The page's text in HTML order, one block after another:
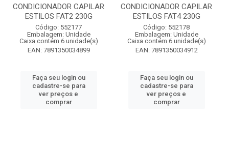
CONDICIONADOR CAPILAR
ESTILOS FAT2 230G
Código: 552177
Embalagem: Unidade
Caixa contém 6 unidade(s)
EAN: 7891350034899
Faça seu login ou
cadastre-se para
ver preços e
comprar
CONDICIONADOR CAPILAR
ESTILOS FAT4 230G
Código: 552178
Embalagem: Unidade
Caixa contém 6 unidade(s)
EAN: 7891350034912
Faça seu login ou
cadastre-se para
ver preços e
comprar